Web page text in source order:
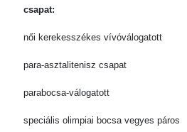
csapat:
női kerekesszékes vívóválogatott
para-asztalitenisz csapat
parabocsa-válogatott
speciális olimpiai bocsa vegyes páros